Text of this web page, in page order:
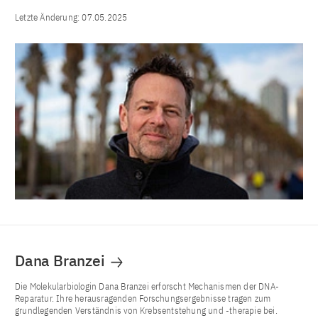
Letzte Änderung:07.05.2025
Dana Branzei
Die Molekularbiologin Dana Branzei erforscht Mechanismen der DNA-
Reparatur. Ihre herausragenden Forschungsergebnisse tragen zum
grundlegenden Verständnis von Krebsentstehung und -therapie bei.